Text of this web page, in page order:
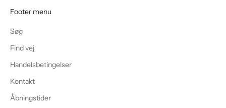
Footer menu
Søg
Find vej
Handelsbetingelser
Kontakt
Åbningstider